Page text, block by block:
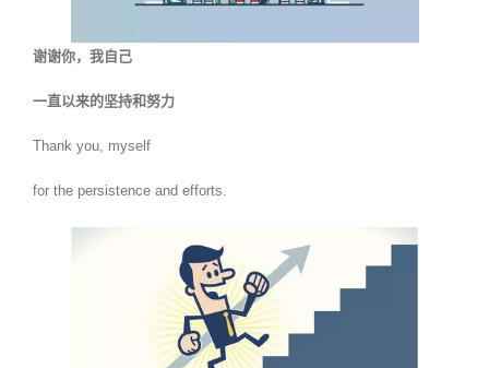
谢谢你，我自己
一直以来的坚持和努力
Thank you, myself
for the persistence and efforts.